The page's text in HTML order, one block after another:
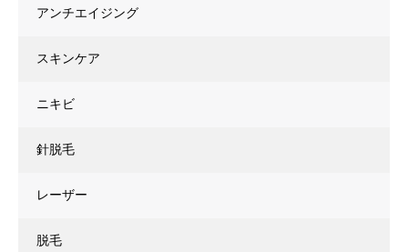
アンチエイジング
スキンケア
ニキビ
針脱毛
レーザー
脱毛